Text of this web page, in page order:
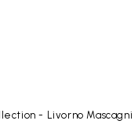
- Livorno Mascagni
09 août